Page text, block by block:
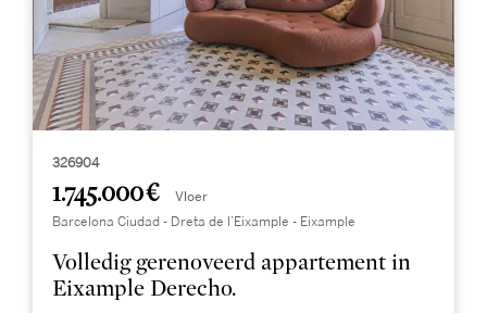
326904
1.745.000 € Vloer
Barcelona Ciudad - Dreta de l’Eixample - Eixample
Volledig gerenoveerd appartement in
Eixample Derecho.